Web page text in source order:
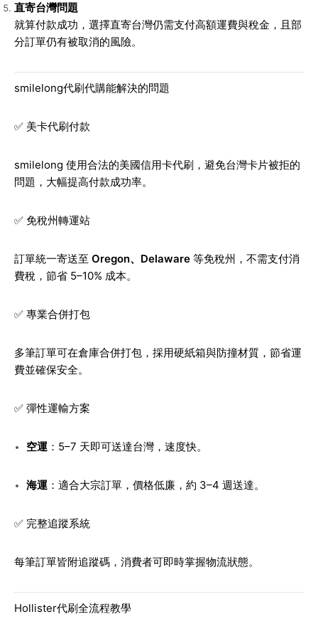
直寄台灣問題
就算付款成功，選擇直寄台灣仍需支付高額運費與稅金，且部
分訂單仍有被取消的風險。
smilelong代刷代購能解決的問題
✅ 美卡代刷付款
smilelong 使用合法的美國信用卡代刷，避免台灣卡片被拒的
問題，大幅提高付款成功率。
✅ 免稅州轉運站
訂單統一寄送至 Oregon、Delaware 等免稅州，不需支付消
費稅，節省 5–10% 成本。
✅ 專業合併打包
多筆訂單可在倉庫合併打包，採用硬紙箱與防撞材質，節省運
費並確保安全。
✅ 彈性運輸方案
空運：5–7 天即可送達台灣，速度快。
海運：適合大宗訂單，價格低廉，約 3–4 週送達。
✅ 完整追蹤系統
每筆訂單皆附追蹤碼，消費者可即時掌握物流狀態。
Hollister代刷全流程教學